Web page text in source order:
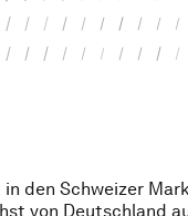
den Schweizer
von Deutschland